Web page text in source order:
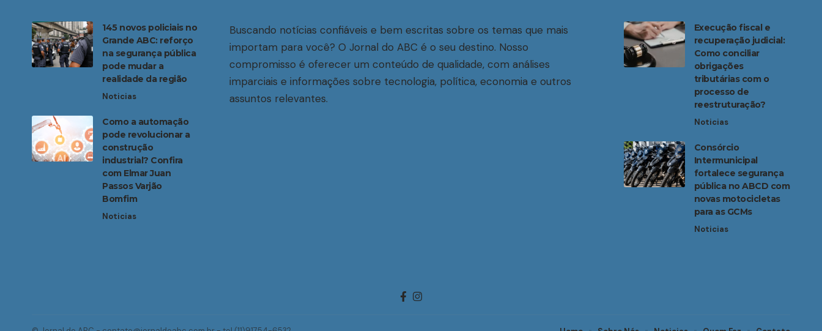
145 novos policiais no
Grande ABC: reforço
na segurança pública
pode mudar a
realidade da região
Noticias
Como a automação
pode revolucionar a
construção
industrial? Confira
com Elmar Juan
Passos Varjão
Bomfim
Noticias
Buscando notícias confiáveis e bem escritas sobre os temas que mais
importam para você? O Jornal do ABC é o seu destino. Nosso
compromisso é oferecer um conteúdo de qualidade, com análises
imparciais e informações sobre tecnologia, política, economia e outros
assuntos relevantes.
Execução fiscal e
recuperação judicial:
Como conciliar
obrigações
tributárias com o
processo de
reestruturação?
Noticias
Consórcio
Intermunicipal
fortalece segurança
pública no ABCD com
novas motocicletas
para as GCMs
Noticias